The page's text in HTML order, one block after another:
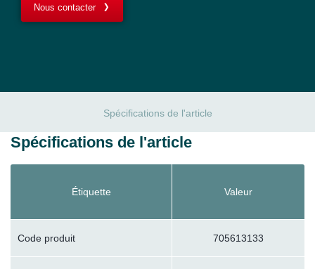
Nous contacter
Spécifications de l'article
Spécifications de l'article
Étiquette Valeur
Code produit 705613133